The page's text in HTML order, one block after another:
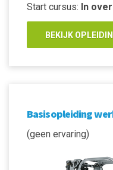
Start cursus: In
BEKIJK
Basisopleiding
(geen ervaring)